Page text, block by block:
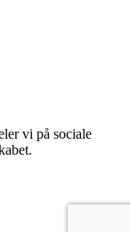
vi på sociale